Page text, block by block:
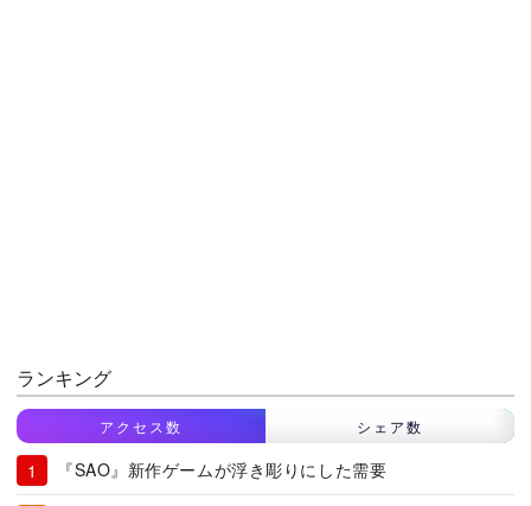
ランキング
アクセス数 シェア数
『SAO』新作ゲームが浮き彫りにした需要